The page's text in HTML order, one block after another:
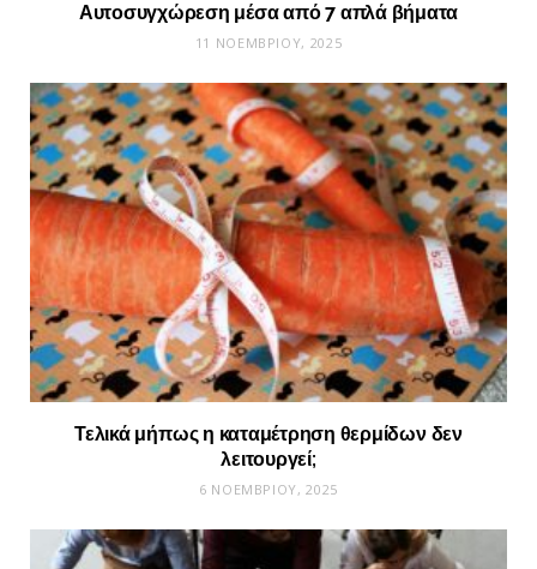
Αυτοσυγχώρεση μέσα από 7 απλά βήματα
11 ΝΟΕΜΒΡΊΟΥ, 2025
Τελικά μήπως η καταμέτρηση θερμίδων δεν
λειτουργεί;
6 ΝΟΕΜΒΡΊΟΥ, 2025